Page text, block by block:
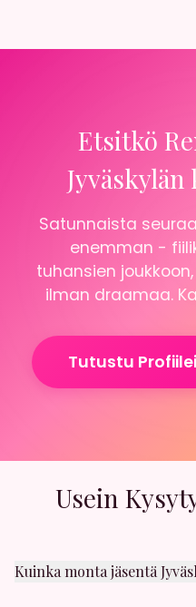
Etsitkö
Jyväskylän
Satunnaista
enemman -
tuhansien
ilman draamaa.
Tutustu
Usein
Kuinka monta jäsentä